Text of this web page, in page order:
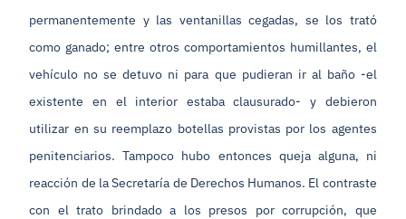
permanentemente y las ventanillas cegadas, se los trató
como ganado; entre otros comportamientos humillantes, el
vehículo no se detuvo ni para que pudieran ir al baño -el
existente en el interior estaba clausurado- y debieron
utilizar en su reemplazo botellas provistas por los agentes
penitenciarios. Tampoco hubo entonces queja alguna, ni
reacción de la Secretaría de Derechos Humanos. El contraste
con el trato brindado a los presos por corrupción, que